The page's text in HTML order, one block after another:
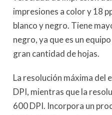
impresiones a color y 18
blanco y negro. Tiene
negro, ya que es un
gran cantidad de hojas.
La resolución máxima del
DPI, mientras que la
600 DPI. Incorpora un